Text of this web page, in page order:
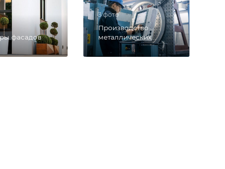
фасадов
3 фото
Производство
металлических
конструкций